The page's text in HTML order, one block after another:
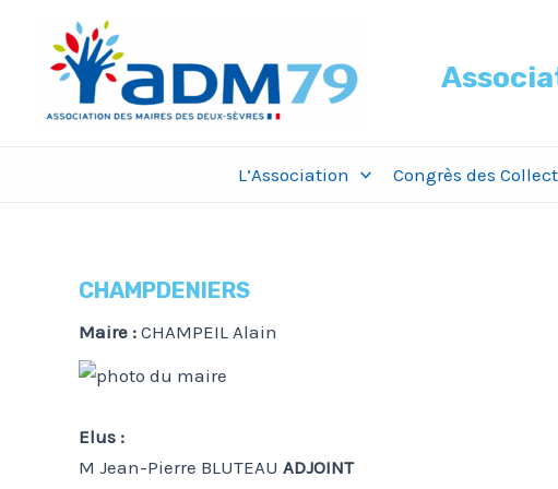
contenu
L’Association Congrès des
CHAMPDENIERS
Maire : CHAMPEIL Alain
Elus :
M Jean-Pierre BLUTEAU ADJOINT